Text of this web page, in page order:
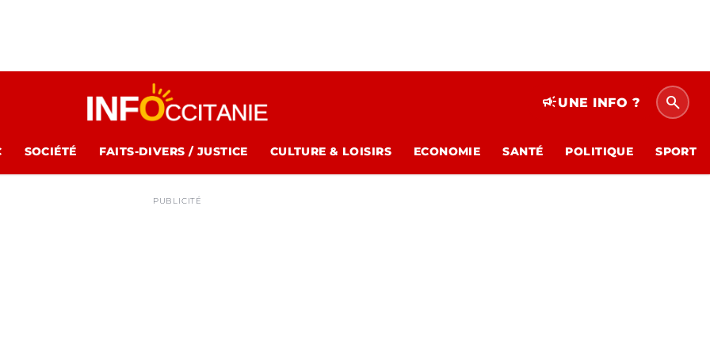
campaignUNE INFO ? search
SOCIÉTÉ FAITS-DIVERS / JUSTICE CULTURE & LOISIRS ECONOMIE SANTÉ POLITIQUE SPORT
PUBLICITÉ